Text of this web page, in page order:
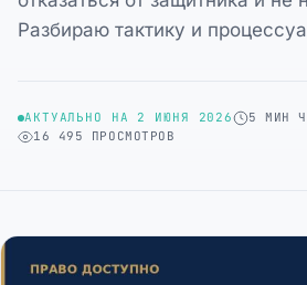
Разбираю тактику и
АКТУАЛЬНО НА 2 ИЮНЯ 2026 5 МИН
16 495 ПРОСМОТРОВ